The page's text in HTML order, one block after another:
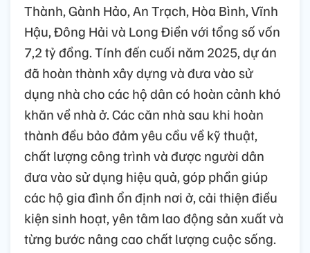
Thành, Gành Hảo, An Trạch, Hòa Bình, Vĩnh
Hậu, Đông Hải và Long Điền với tổng số vốn
7,2 tỷ đồng. Tính đến cuối năm 2025, dự án
đã hoàn thành xây dựng và đưa vào sử
dụng nhà cho các hộ dân có hoàn cảnh khó
khăn về nhà ở. Các căn nhà sau khi hoàn
thành đều bảo đảm yêu cầu về kỹ thuật,
chất lượng công trình và được người dân
đưa vào sử dụng hiệu quả, góp phần giúp
các hộ gia đình ổn định nơi ở, cải thiện điều
kiện sinh hoạt, yên tâm lao động sản xuất và
từng bước nâng cao chất lượng cuộc sống.